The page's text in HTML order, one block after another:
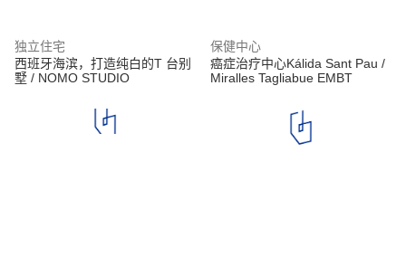
独立住宅
西班牙海滨，打造纯白的T 台别
墅 / NOMO STUDIO
保健中心
癌症治疗中心Kálida Sant Pau /
Miralles Tagliabue EMBT